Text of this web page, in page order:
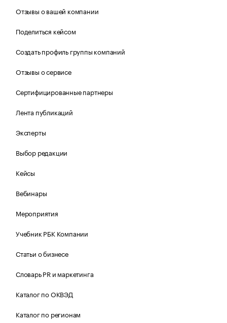
Отзывы о вашей компании
Поделиться кейсом
Создать профиль группы компаний
Отзывы о сервисе
Сертифицированные партнеры
Лента публикаций
Эксперты
Выбор редакции
Кейсы
Вебинары
Мероприятия
Учебник РБК Компании
Статьи о бизнесе
Словарь PR и маркетинга
Каталог по ОКВЭД
Каталог по регионам